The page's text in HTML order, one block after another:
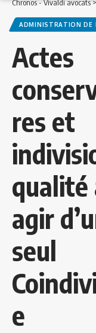
Chronos - Vivaldi avocats
ADMINISTRATION DE
Actes
res et
qualité
agir
seul
e